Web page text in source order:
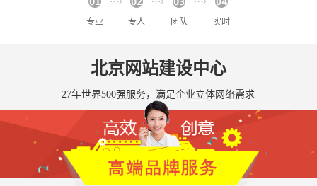
专业 专人 团队 实时
北京网站建设中心
27年世界500强服务，满足企业立体网络需求